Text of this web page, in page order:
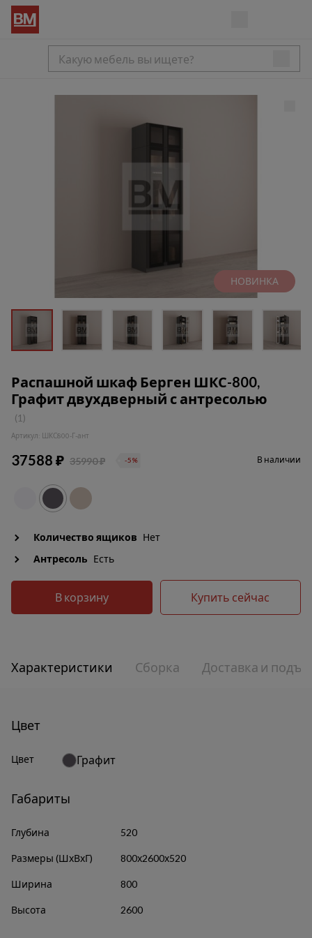
НОВИНКА
Распашной шкаф Берген ШКС-800,
Графит двухдверный с антресолью
(1)
Артикул: ШКС800-Г-ант
37588 ₽ 35990 ₽ -5% В наличии
Количество ящиков Нет
Антресоль Есть
В корзину Купить сейчас
Характеристики Сборка Доставка и
Цвет
Цвет Графит
Габариты
Глубина 520
Размеры (ШхВхГ) 800х2600х520
Ширина 800
Высота 2600